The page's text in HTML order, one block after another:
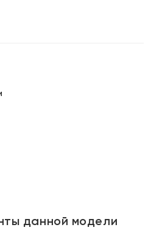
данной модели